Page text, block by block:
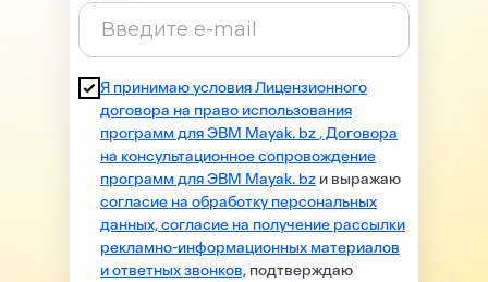
Я принимаю условия Лицензионного
договора на право использования
программ для ЭВМ Mayak. bz,Договора
на консультационное сопровождение
программ для ЭВМ Mayak. bz и выражаю
согласие на обработку персональных
данных, согласие на получение рассылки
рекламно-информационных материалов
и ответных звонков, подтверждаю